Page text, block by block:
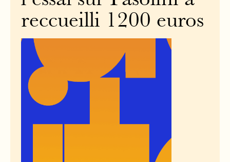
reccueilli 1200 euros